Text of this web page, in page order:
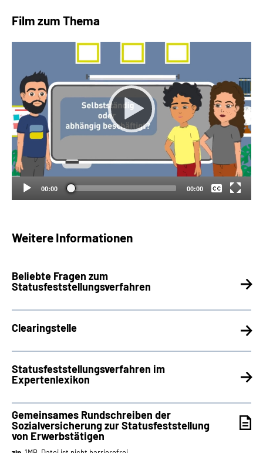
Film zum Thema
00:00 00:00
Keine
Deutsch
Weitere Informationen
Beliebte Fragen zum
Statusfeststellungsverfahren
Clearingstelle
Statusfeststellungsverfahren im
Expertenlexikon
Gemeinsames Rundschreiben der
Sozialversicherung zur Statusfeststellung
von Erwerbstätigen